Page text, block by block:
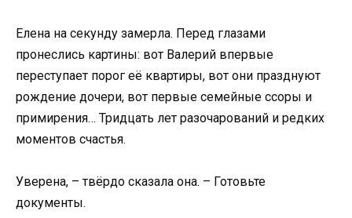
Елена на секунду замерла. Перед глазами
пронеслись картины: вот Валерий впервые
переступает порог её квартиры, вот они празднуют
рождение дочери, вот первые семейные ссоры и
примирения… Тридцать лет разочарований и редких
моментов счастья.
Уверена, – твёрдо сказала она. – Готовьте
документы.